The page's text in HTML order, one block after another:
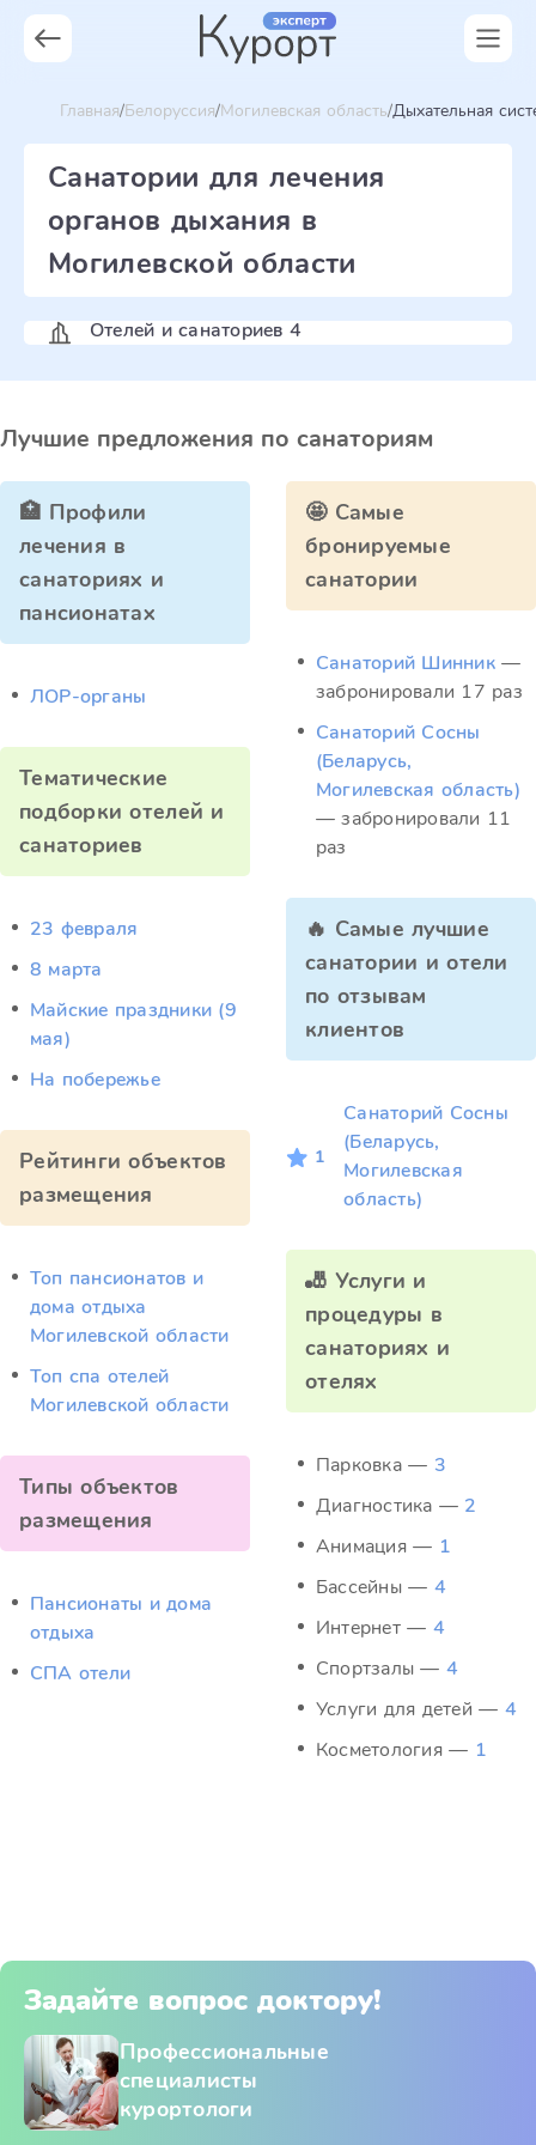
Главная Белоруссия Могилевская область Дыхательная
Санатории для лечения
органов дыхания в
Могилевской области
Отелей и санаториев 4
Лучшие предложения по санаториям
🏥 Профили
лечения в
санаториях и
пансионатах
ЛОР-органы
Тематические
подборки отелей и
санаториев
23 февраля
8 марта
Майские праздники (9
мая)
На побережье
Рейтинги объектов
размещения
Топ пансионатов и
дома отдыха
Могилевской области
Топ спа отелей
Могилевской области
Типы объектов
размещения
Пансионаты и дома
отдыха
СПА отели
🤩 Самые
бронируемые
санатории
Санаторий Шинник —
забронировали 17 раз
Санаторий Сосны
(Беларусь,
Могилевская область)
— забронировали 11
раз
🔥 Самые лучшие
санатории и отели
по отзывам
клиентов
1
Санаторий Сосны
(Беларусь,
Могилевская
область)
🎳 Услуги и
процедуры в
санаториях и
отелях
Парковка — 3
Диагностика — 2
Анимация — 1
Бассейны — 4
Интернет — 4
Спортзалы — 4
Услуги для детей — 4
Косметология — 1
Задайте вопрос доктору!
Профессиональные
специалисты
курортологи